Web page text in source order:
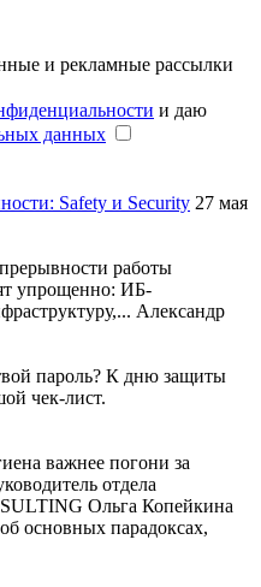
и рекламные рассылки
и даю
данных
Safety и Security 27 мая
работы
упрощенно: ИБ-
Александр
пароль? К дню защиты
чек-лист.
важнее погони за
отдела
Ольга Копейкина
основных парадоксах,